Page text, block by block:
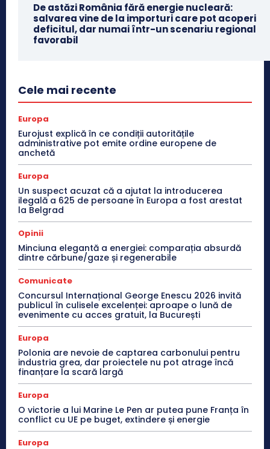
De astăzi România fără energie nucleară:
salvarea vine de la importuri care pot acoperi
deficitul, dar numai într-un scenariu regional
favorabil
Cele mai recente
Europa
Eurojust explică în ce condiții autoritățile
administrative pot emite ordine europene de
anchetă
Europa
Un suspect acuzat că a ajutat la introducerea
ilegală a 625 de persoane în Europa a fost arestat
la Belgrad
Opinii
Minciuna elegantă a energiei: comparația absurdă
dintre cărbune/gaze și regenerabile
Comunicate
Concursul Internațional George Enescu 2026 invită
publicul în culisele excelenței: aproape o lună de
evenimente cu acces gratuit, la București
Europa
Polonia are nevoie de captarea carbonului pentru
industria grea, dar proiectele nu pot atrage încă
finanțare la scară largă
Europa
O victorie a lui Marine Le Pen ar putea pune Franța în
conflict cu UE pe buget, extindere și energie
Europa